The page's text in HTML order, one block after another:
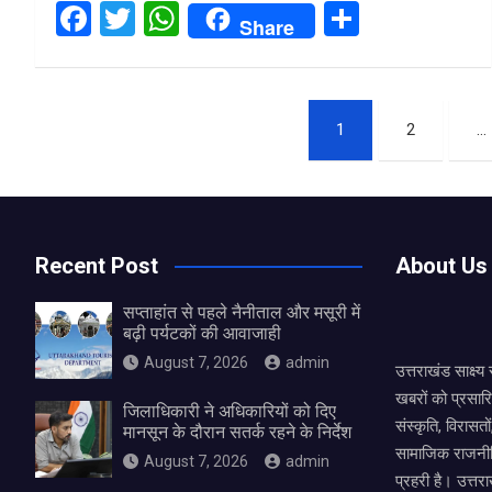
F
o
T
W
p
Share
ar
1 2 …
Recent Post
सप्ताहांत से पहले नैनीताल और मसूरी में
बढ़ी पर्यटकों की आवाजाही
August 7, 2026 admin
जिलाधिकारी ने अधिकारियों को दिए
मानसून के दौरान सतर्क रहने के निर्देश
August 7, 2026 admin
About Us
उत्तराखंड
खबरों को
संस्कृति,
सामाजिक
प्रहरी है।